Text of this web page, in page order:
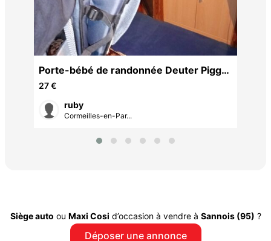
Porte-bébé de randonnée Deuter Piggy
Back
27 €
ruby
Cormeilles-en-Par...
Siège auto ou Maxi Cosi d’occasion à vendre à Sannois (95) ?
Déposer une annonce